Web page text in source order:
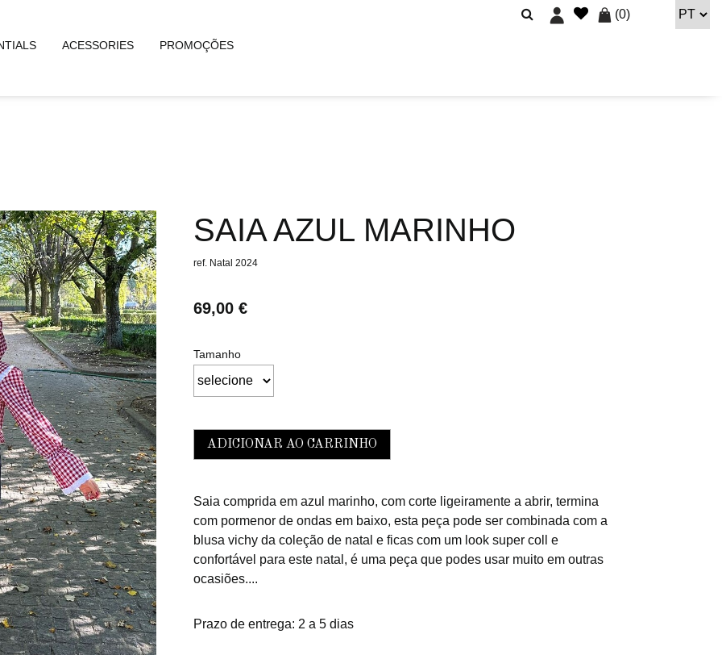
(0)
ACESSORIES PROMOÇÕES
SAIA AZUL MARINHO
ref. Natal 2024
69,00 €
Tamanho
ADICIONAR AO CARRINHO
Saia comprida em azul marinho, com corte ligeiramente a abrir, termina
com pormenor de ondas em baixo, esta peça pode ser combinada com a
blusa vichy da coleção de natal e ficas com um look super coll e
confortável para este natal, é uma peça que podes usar muito em outras
ocasiões....
Prazo de entrega: 2 a 5 dias